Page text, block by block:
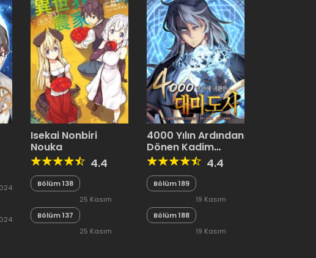
Isekai Nonbiri
Nouka
4.4
Bölüm 138
25 Kasım
2023
Bölüm 137
25 Kasım
4000 Yılın Ardından
Dönen Kadim
Büyücü
4.4
Bölüm 189
19 Kasım
2023
Bölüm 188
19 Kasım